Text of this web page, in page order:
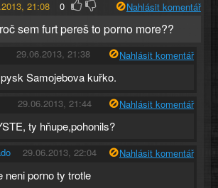
21:08 0 Nahlásit komentář
sem furt pereš to porno more??
29.06.2013, 21:38 Nahlásit komentář
Samojebova kuřko.
29.06.2013, 21:44 Nahlásit komentář
ty hňupe,pohonils?
29.06.2013, 22:04 Nahlásit komentář
neni porno ty trotle